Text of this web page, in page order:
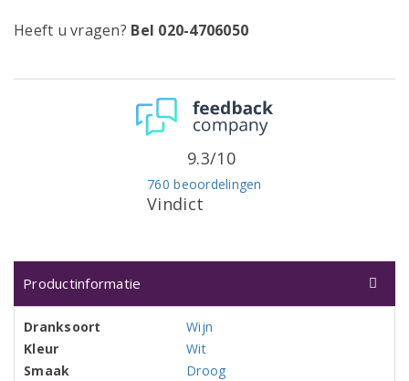
Heeft u vragen? Bel 020-4706050
Vindict
760 beoordelingen
9.3/10
Productinformatie
Dranksoort
Wijn
Kleur
Wit
Smaak
Droog